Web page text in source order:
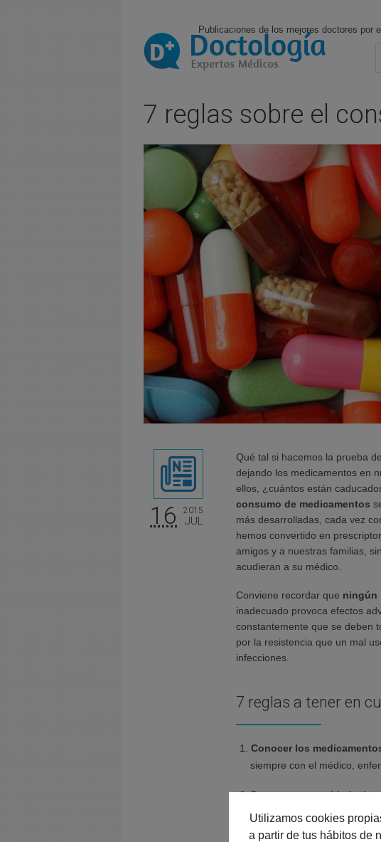
Publicaciones de los mejores doctores por
7 reglas sobre el
16 2015
JUL
Qué tal si hacemos la prueba
dejando los medicamentos en
ellos, ¿cuántos están
consumo de medicamentos
más desarrolladas, cada vez
hemos convertido en
amigos y a nuestras familias,
acudieran a su médico.
Conviene recordar que ningún
inadecuado provoca efectos
constantemente que se deben
por la resistencia que un mal
infecciones.
7 reglas a tener en
Conocer los
siempre con el médico,
Dar una oportunidad a
nuevo tratamiento, conviene
y de que el medicamento es
Utilizamos cookies
a partir de tus hábitos de